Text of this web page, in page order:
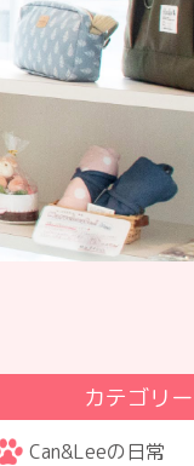
カテゴリー
Can&Leeの日常